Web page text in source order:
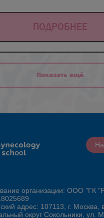
ПОДРОБНЕЕ
Показать ещё
организации: ООО "ГК
адрес: 107113, г. Москва,
округ Сокольники, ул.